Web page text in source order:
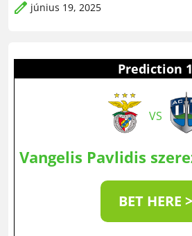
június 19, 2025
Prediction 1
VS
Vangelis Pavlidis
BET HERE >